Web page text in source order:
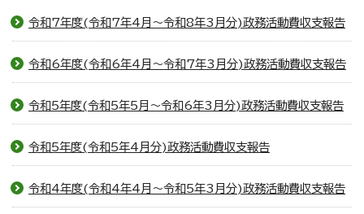
令和7年度(令和7年4月～令和8年3月分)政務活動費収支報告
令和6年度(令和6年4月～令和7年3月分)政務活動費収支報告
令和5年度(令和5年5月～令和6年3月分)政務活動費収支報告
令和5年度(令和5年4月分)政務活動費収支報告
令和4年度(令和4年4月～令和5年3月分)政務活動費収支報告